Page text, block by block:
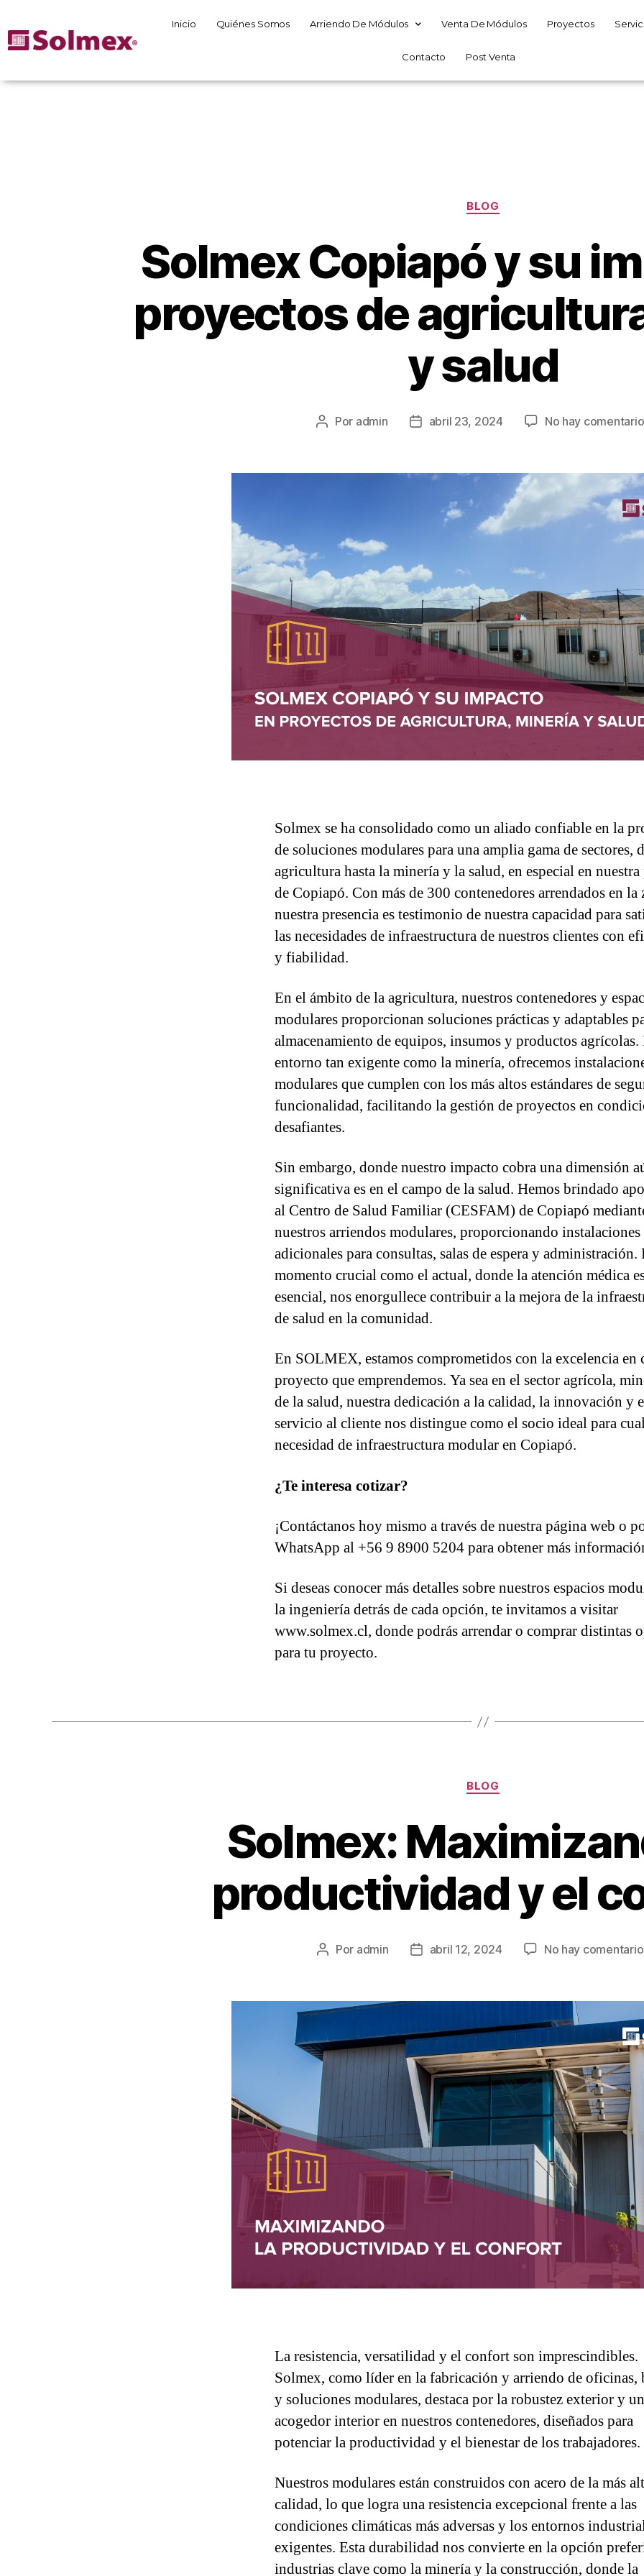
Inicio Quiénes Somos Arriendo De Módulos Venta De Módulos Proyectos
Contacto Post Venta
BLOG
Solmex Copiapó y su
proyectos de
y salud
Por admin abril 23, 2024 No hay
Solmex se ha consolidado como un aliado confiable en la
de soluciones modulares para una amplia gama de sectores,
agricultura hasta la minería y la salud, en especial en
de Copiapó. Con más de 300 contenedores arrendados en la
nuestra presencia es testimonio de nuestra capacidad para
las necesidades de infraestructura de nuestros clientes con
y fiabilidad.
En el ámbito de la agricultura, nuestros contenedores y
modulares proporcionan soluciones prácticas y adaptables
almacenamiento de equipos, insumos y productos agrícolas.
entorno tan exigente como la minería, ofrecemos
modulares que cumplen con los más altos estándares de
funcionalidad, facilitando la gestión de proyectos en
desafiantes.
Sin embargo, donde nuestro impacto cobra una dimensión
significativa es en el campo de la salud. Hemos brindado
al Centro de Salud Familiar (CESFAM) de Copiapó
nuestros arriendos modulares, proporcionando instalaciones
adicionales para consultas, salas de espera y administración.
momento crucial como el actual, donde la atención médica
esencial, nos enorgullece contribuir a la mejora de la
de salud en la comunidad.
En SOLMEX, estamos comprometidos con la excelencia en
proyecto que emprendemos. Ya sea en el sector agrícola,
de la salud, nuestra dedicación a la calidad, la innovación y
servicio al cliente nos distingue como el socio ideal para
necesidad de infraestructura modular en Copiapó.
¿Te interesa cotizar?
¡Contáctanos hoy mismo a través de nuestra página web o
WhatsApp al +56 9 8900 5204 para obtener más
Si deseas conocer más detalles sobre nuestros espacios
la ingeniería detrás de cada opción, te invitamos a visitar
www.solmex.cl, donde podrás arrendar o comprar distintas
para tu proyecto.
BLOG
Solmex:
productividad y el
Por admin abril 12, 2024 No hay
La resistencia, versatilidad y el confort son imprescindibles.
Solmex, como líder en la fabricación y arriendo de oficinas,
y soluciones modulares, destaca por la robustez exterior y un
acogedor interior en nuestros contenedores, diseñados para
potenciar la productividad y el bienestar de los trabajadores.
Nuestros modulares están construidos con acero de la más
calidad, lo que logra una resistencia excepcional frente a las
condiciones climáticas más adversas y los entornos
exigentes. Esta durabilidad nos convierte en la opción
industrias clave como la minería y la construcción, donde la